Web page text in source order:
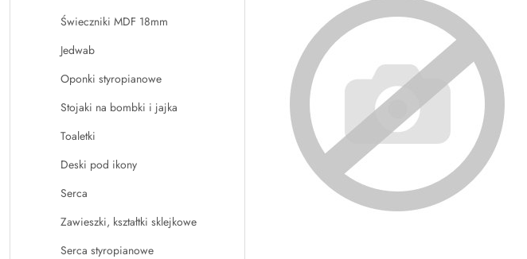
Świeczniki MDF 18mm
Jedwab
Oponki styropianowe
Stojaki na bombki i jajka
Toaletki
Deski pod ikony
Serca
Zawieszki, kształtki sklejkowe
Serca styropianowe